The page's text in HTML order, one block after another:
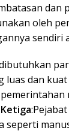
dan
oleh
sendiri
luas dan
Ketiga
seperti